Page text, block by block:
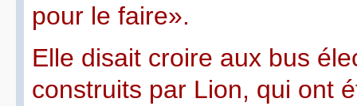
pour le faire».
Elle disait croire aux bus
construits par Lion, qui ont